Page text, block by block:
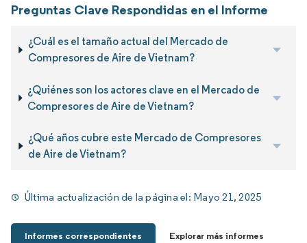
Preguntas Clave Respondidas en el Informe
¿Cuál es el tamaño actual del Mercado de
Compresores de Aire de Vietnam?
¿Quiénes son los actores clave en el Mercado de
Compresores de Aire de Vietnam?
¿Qué años cubre este Mercado de Compresores
de Aire de Vietnam?
Última actualización de la página el: Mayo 21, 2025
Informes correspondientes Explorar más informes